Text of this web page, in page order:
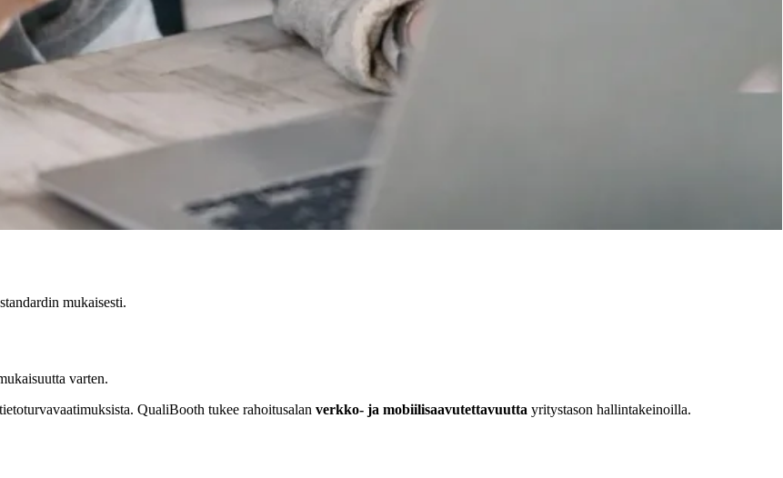
mukaisesti.
varten.
QualiBooth tukee rahoitusalan verkko- ja mobiilisaavutettavuutta yritystason hallintakeinoilla.